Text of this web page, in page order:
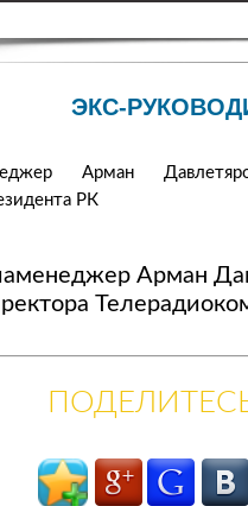
ЭКС-
Арман
РК
Арман